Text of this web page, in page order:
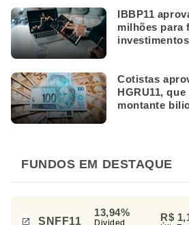
IBBP11
milhões para
investimentos
Cotistas
HGRU11,
montante
FUNDOS EM DESTAQUE
SNFF11
13,94%
Divided
R$